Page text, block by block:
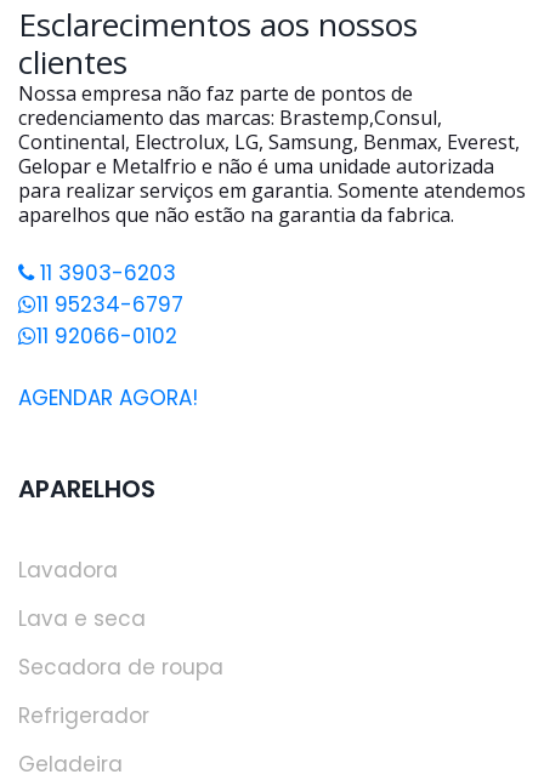
Esclarecimentos aos nossos
clientes
Nossa empresa não faz parte de pontos de
credenciamento das marcas: Brastemp,Consul,
Continental, Electrolux, LG, Samsung, Benmax, Everest,
Gelopar e Metalfrio e não é uma unidade autorizada
para realizar serviços em garantia. Somente atendemos
aparelhos que não estão na garantia da fabrica.
11 3903-6203
11 95234-6797
11 92066-0102
AGENDAR AGORA!
APARELHOS
Lavadora
Lava e seca
Secadora de roupa
Refrigerador
Geladeira